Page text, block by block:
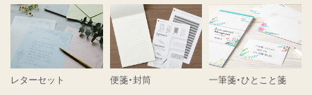
レターセット 便箋・封筒 一筆箋・ひとこと箋